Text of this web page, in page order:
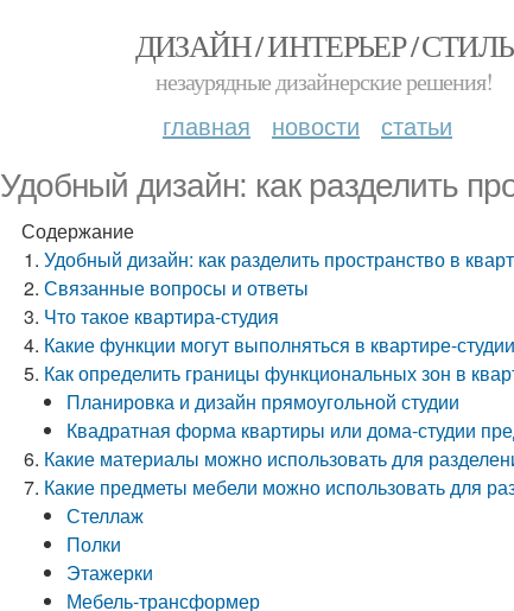
ДИЗАЙН / ИНТЕРЬЕР / СТИЛЬ
незаурядные дизайнерские решения!
главная новости статьи
Удобный дизайн: как разделить
Содержание
Удобный дизайн: как разделить пространство в
Связанные вопросы и ответы
Что такое квартира-студия
Какие функции могут выполняться в квартире-студии
Как определить границы функциональных зон в
Планировка и дизайн прямоугольной студии
Квадратная форма квартиры или дома-студии
Какие материалы можно использовать для
Какие предметы мебели можно использовать для
Стеллаж
Полки
Этажерки
Мебель-трансформер